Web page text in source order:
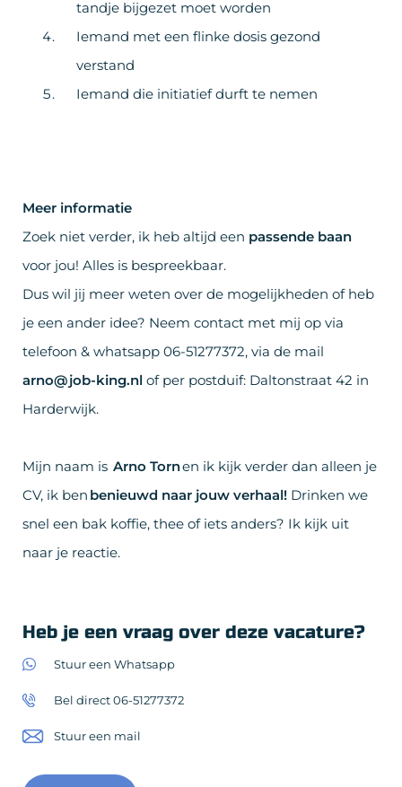
tandje bijgezet moet worden
Iemand met een flinke dosis gezond
verstand
Iemand die initiatief durft te nemen
Meer informatie
Zoek niet verder, ik heb altijd een passende baan
voor jou! Alles is bespreekbaar.
Dus wil jij meer weten over de mogelijkheden of heb
je een ander idee? Neem contact met mij op via
telefoon & whatsapp 06-51277372, via de mail
arno@job-king.nl of per postduif: Daltonstraat 42 in
Harderwijk.
Mijn naam is Arno Tornen ik kijk verder dan alleen je
CV, ik ben benieuwd naar jouw verhaal! Drinken we
snel een bak koffie, thee of iets anders? Ik kijk uit
naar je reactie.
Heb je een vraag over deze vacature?
Stuur een Whatsapp
Bel direct 06-51277372
Stuur een mail